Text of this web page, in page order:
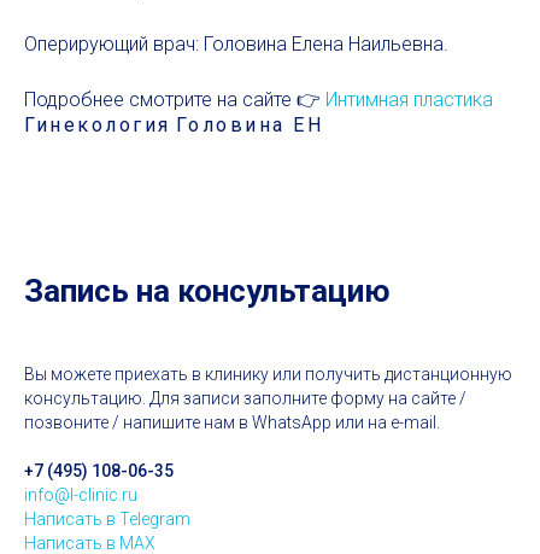
Оперирующий врач: Головина Елена Наильевна.
Подробнее смотрите на сайте 👉 Интимная пластика
Гинекология Головина ЕН
Запись на консультацию
Вы можете приехать в клинику или получить дистанционную
консультацию. Для записи заполните форму на сайте /
позвоните / напишите нам в WhatsApp или на e-mail.
+7 (495) 108-06-35
info@l-clinic.ru
Написать в Telegram
Написать в MAX